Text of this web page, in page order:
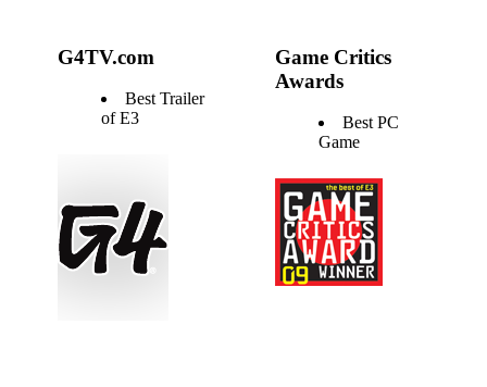
G4TV.com
Best Trailer
of E3
Game Critics
Awards
Best PC
Game